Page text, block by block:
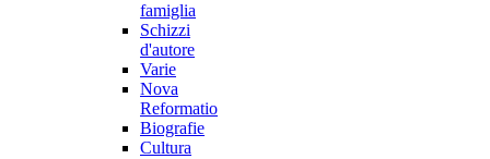
famiglia
Schizzi
d'autore
Varie
Nova
Reformatio
Biografie
Cultura